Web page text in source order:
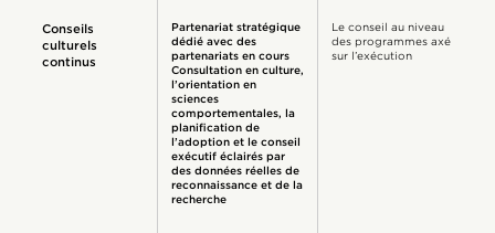
Conseils
culturels
continus
Partenariat stratégique
dédié avec des
partenariats en cours
Consultation en culture,
l’orientation en
sciences
comportementales, la
planification de
l’adoption et le conseil
exécutif éclairés par
des données réelles de
reconnaissance et de la
recherche
Le conseil au niveau
des programmes axé
sur l’exécution